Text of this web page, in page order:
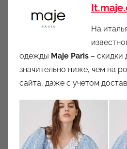
На
одежды Maje Paris – скидки
значительно ниже, чем на
сайта, даже с учетом